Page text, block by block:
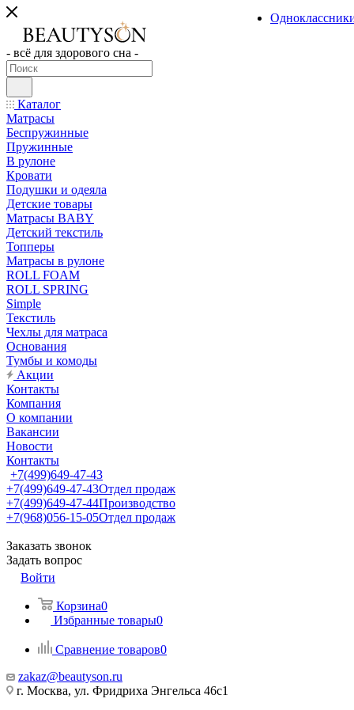
- всё для здорового сна -
Каталог
Матрасы
Беспружинные
Пружинные
В рулоне
Кровати
Подушки и одеяла
Детские товары
Матрасы BABY
Детский текстиль
Топперы
Матрасы в рулоне
ROLL FOAM
ROLL SPRING
Simple
Текстиль
Чехлы для матраса
Основания
Тумбы и комоды
Акции
Контакты
Компания
О компании
Вакансии
Новости
Контакты
+7(499)649-47-43
+7(499)649-47-43Отдел продаж
+7(499)649-47-44Производство
+7(968)056-15-05Отдел продаж
Заказать звонок
Задать вопрос
Войти
Корзина0
Избранные товары0
Сравнение товаров0
zakaz@beautyson.ru
г. Москва, ул. Фридриха Энгельса 46с1